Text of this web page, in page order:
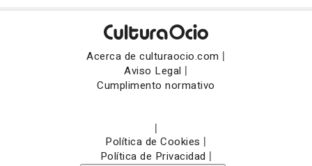
Acerca de culturaocio.com |
Aviso Legal |
Cumplimento normativo
|
Política de Cookies |
Política de Privacidad |